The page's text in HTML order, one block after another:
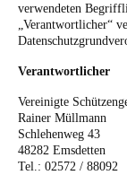
verwendeten
„Verantwortlicher“
Verantwortlicher
Vereinigte
Rainer Müllmann
Schlehenweg 43
48282 Emsdetten
Tel.: 02572 / 88092